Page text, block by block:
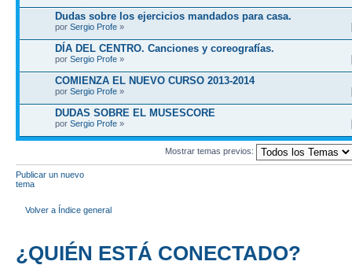
Dudas sobre los ejercicios mandados para casa.
por Sergio Profe »
DÍA DEL CENTRO. Canciones y coreografías.
por Sergio Profe »
COMIENZA EL NUEVO CURSO 2013-2014
por Sergio Profe »
DUDAS SOBRE EL MUSESCORE
por Sergio Profe »
Mostrar temas previos:
Publicar un nuevo
tema
Volver a Índice general
¿QUIÉN ESTÁ CONECTADO?